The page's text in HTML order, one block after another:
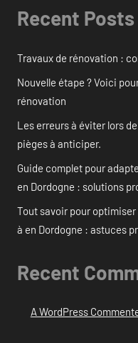
Recent Posts
Travaux de rénovation :
Nouvelle étape ? Voici
rénovation
Les erreurs à éviter lors
pièges à anticiper.
Guide complet pour
en Dordogne : solutions
Tout savoir pour optimiser
à en Dordogne : astuces
Recent
A WordPress